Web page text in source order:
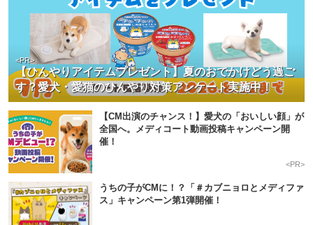
【ひんやりアイテムプレゼント】夏のおでかけどう過ご
す？愛犬・愛猫のひんやり対策アンケート実施中！
<PR>
【CM出演のチャンス！】愛犬の「おいしい顔」が
全国へ。メディコート動画投稿キャンペーン開
催！
<PR>
うちの子がCMに！？「＃カブニョロとメディファ
ス」キャンペーン第1弾開催！